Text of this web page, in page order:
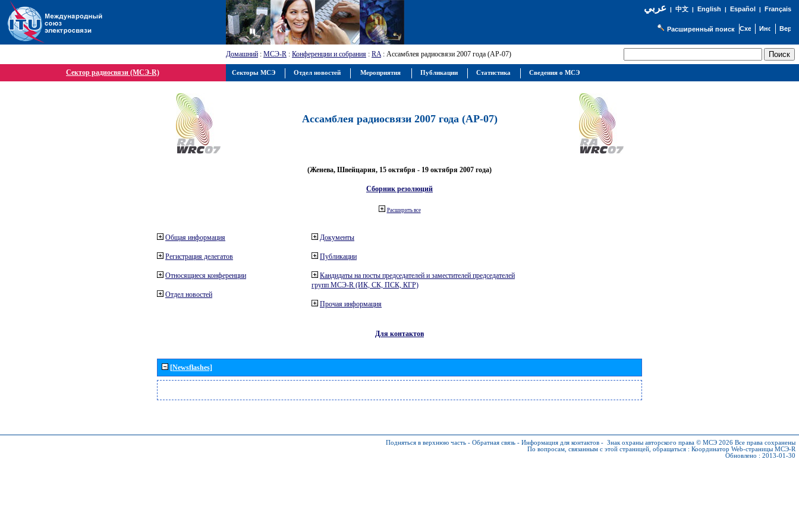
عربي| 中文| English | Español | Français
Расширенный поиск
Домашний : МСЭ-R : Конференции и собрания : RA: Ассамблея радиосвязи 2007 года (АР-07)
Сектор радиосвязи (МСЭ-R)
Ассамблея радиосвязи 2007 года (АР-07)
(Женева, Швейцария, 15 октября - 19 октября 2007 года)
Сборник резолюций
Расширить все
Общая информация
Регистрация делегатов
Относящиеся конференции
Отдел новостей
Документы
Публикации
Кандидаты на посты председателей и заместителей председателей
групп МСЭ-R (ИК, СК, ПСК, КГР)
Прочая информация
Для контактов
[Newsflashes]
Подняться в верхнюю часть - Обратная связь - Информация для контактов - Знак охраны авторского права © МСЭ 2026 Все права сохранены
По вопросам, связанным с этой страницей, обращаться : Координатор Web-страницы МСЭ-R
Обновлено : 2013-01-30
Секторы МСЭ Отдел новостей Мероприятия Публикации Статистика Сведения о МСЭ